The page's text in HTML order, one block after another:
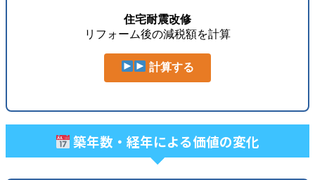
住宅耐震改修
リフォーム後の減税額を計算
計算する
築年数・経年による価値の変化